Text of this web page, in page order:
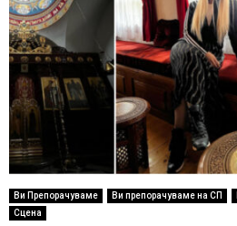
Ви Препорачуваме Ви препорачуваме на СП
Сцена